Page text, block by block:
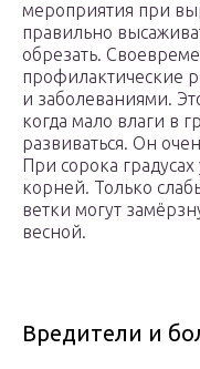
мероприятия при
правильно
обрезать.
профилактические
и заболеваниями.
когда мало влаги в
развиваться. Он
При сорока градусах
корней. Только
ветки могут
весной.
Вредители и